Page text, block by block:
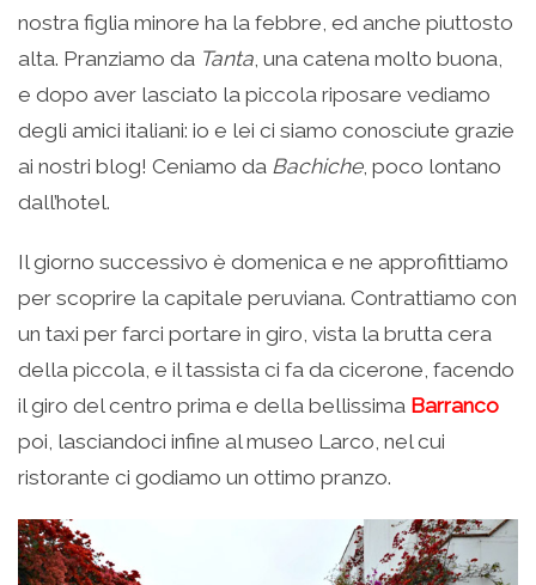
nostra figlia minore ha la febbre, ed anche piuttosto
alta. Pranziamo da Tanta , una catena molto buona,
e dopo aver lasciato la piccola riposare vediamo
degli amici italiani: io e lei ci siamo conosciute grazie
ai nostri blog! Ceniamo da Bachiche, poco lontano
dall’hotel.
Il giorno successivo è domenica e ne approfittiamo
per scoprire la capitale peruviana. Contrattiamo con
un taxi per farci portare in giro, vista la brutta cera
della piccola, e il tassista ci fa da cicerone, facendo
il giro del centro prima e della bellissima Barranco
poi, lasciandoci infine al museo Larco, nel cui
ristorante ci godiamo un ottimo pranzo.